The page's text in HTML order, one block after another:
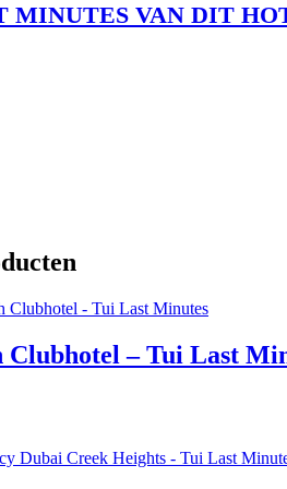
MINUTES VAN DIT
Clubhotel – Tui Last